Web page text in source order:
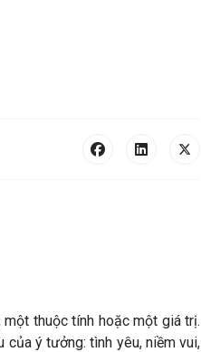
thuộc tính hoặc một giá trị.
ý tưởng: tình yêu, niềm vui,